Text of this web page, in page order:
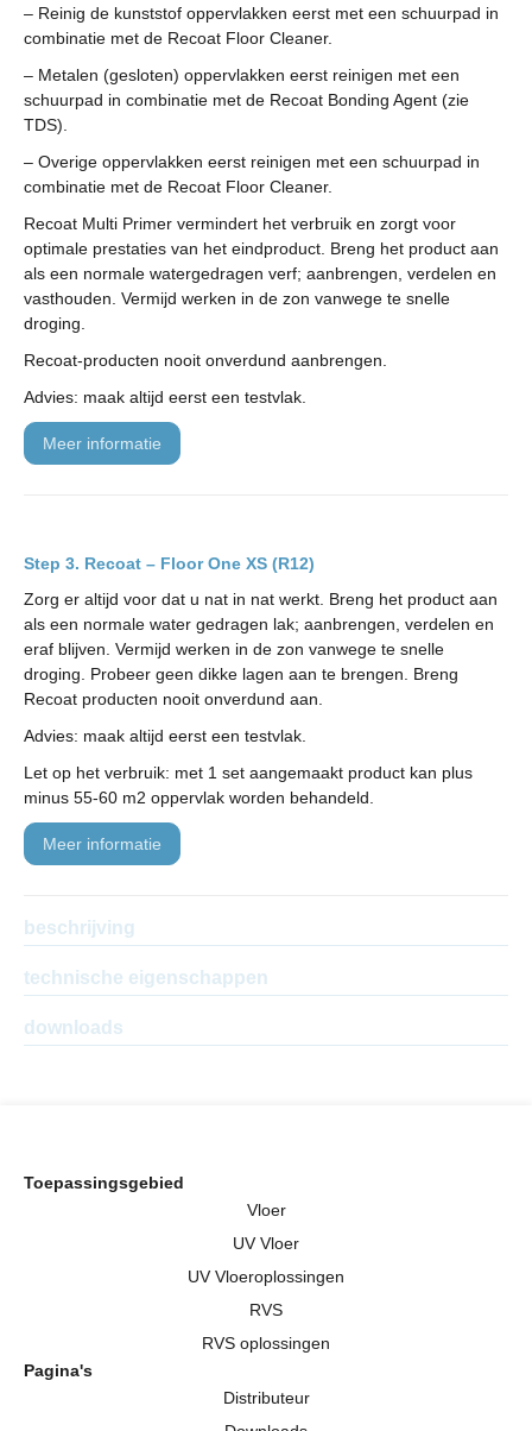
beschrijving
technische eigenschappen
downloads
– Reinig de kunststof oppervlakken eerst met een schuurpad in
combinatie met de Recoat Floor Cleaner.
– Metalen (gesloten) oppervlakken eerst reinigen met een
schuurpad in combinatie met de Recoat Bonding Agent (zie
TDS).
– Overige oppervlakken eerst reinigen met een schuurpad in
combinatie met de Recoat Floor Cleaner.
Recoat Multi Primer vermindert het verbruik en zorgt voor
optimale prestaties van het eindproduct. Breng het product aan
als een normale watergedragen verf; aanbrengen, verdelen en
vasthouden. Vermijd werken in de zon vanwege te snelle
droging.
Recoat-producten nooit onverdund aanbrengen.
Advies: maak altijd eerst een testvlak.
meer informatie
Recoat – Floor One XS (R12)
Zorg er altijd voor dat u nat in nat werkt. Breng het product aan
als een normale water gedragen lak; aanbrengen, verdelen en
eraf blijven. Vermijd werken in de zon vanwege te snelle
droging. Probeer geen dikke lagen aan te brengen. Breng
Recoat producten nooit onverdund aan.
Advies: maak altijd eerst een testvlak.
Let op het verbruik: met 1 set aangemaakt product kan plus
minus 55-60 m2 oppervlak worden behandeld.
meer informatie
Toepassingsgebied
Vloer
UV Vloer
UV Vloeroplossingen
RVS
RVS oplossingen
Pagina's
Distributeur